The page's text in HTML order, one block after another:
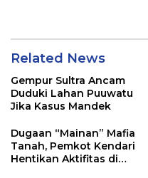
Related News
Gempur Sultra Ancam
Duduki Lahan Puuwatu
Jika Kasus Mandek
Dugaan “Mainan” Mafia
Tanah, Pemkot Kendari
Hentikan Aktifitas di